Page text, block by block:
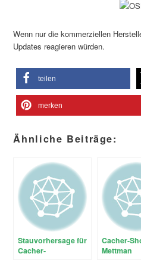
Wenn nur die kommerziellen
Updates reagieren würden.
teilen
merken
Ähnliche Beiträge:
Stauvorhersage für
Cacher-
Cacher-
Mettman